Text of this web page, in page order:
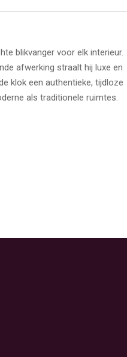
blikvanger voor elk interieur.
afwerking straalt hij luxe en
klok een authentieke, tijdloze
als traditionele ruimtes.